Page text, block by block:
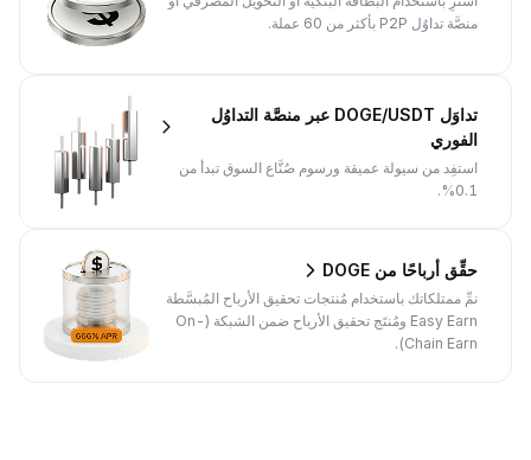
منصَّة تداوُل P2P بأكثر من 60 عملة.
تداوَل DOGE/USDT عبر منصَّة التداوُل
الفوري
استفِد من سيولة عميقة ورسوم صُنَّاع السوق تبدأ من
0.1%.
حقِّق أرباحًا من DOGE
نمِّ ممتلكاتك باستخدام مُنتجات تحقيق الأرباح المُبسَّطة
Easy Earn ومُنتَج تحقيق الأرباح ضمن الشبكة (On-
Chain Earn).